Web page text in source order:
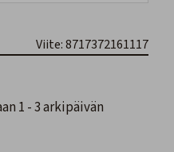
Viite: 8717372161117
1 - 3 arkipäivän